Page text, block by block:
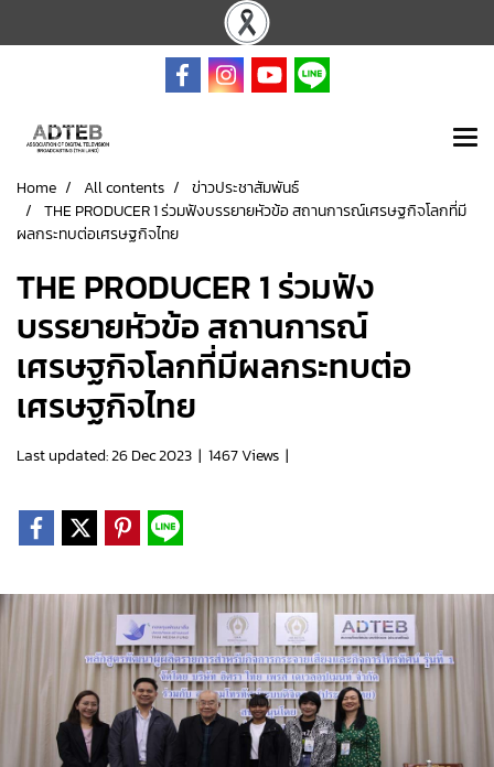
Home All contents
ข่าวประชาสัมพันธ์
THE PRODUCER 1 ร่วมฟังบรรยายหัวข้อ สถานการณ์เศรษฐกิจโลกที่มี
ผลกระทบต่อเศรษฐกิจไทย
THE PRODUCER 1 ร่วมฟัง
บรรยายหัวข้อ สถานการณ์
เศรษฐกิจโลกที่มีผลกระทบต่อ
เศรษฐกิจไทย
Last updated: 26 Dec 2023 | 1467 Views |